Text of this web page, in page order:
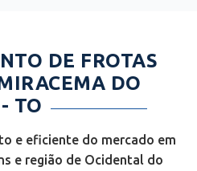
DE FROTAS
DO
TO
e eficiente do mercado em
e região de Ocidental do